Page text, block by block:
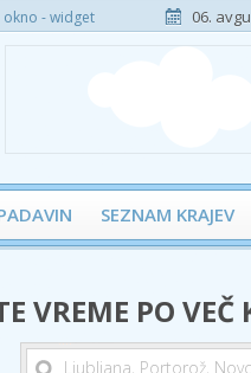
- widget 06.
SEZNAM KRAJEV
VREME PO